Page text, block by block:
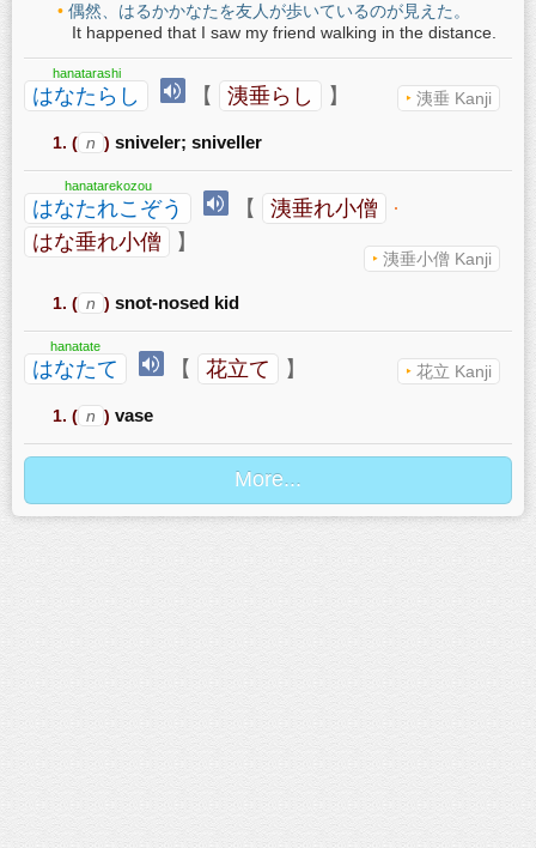
偶然、はるかかなたを友人が歩いているのが見えた。
It happened that I saw my friend walking in the distance.
はなたらし
hanatarashi
【 洟垂らし 】 洟垂 Kanji
( n ) sniveler; sniveller
はなたれこぞう
hanatarekozou
【 洟垂れ小僧
·
はな垂れ小僧
】
洟垂小僧 Kanji
( n ) snot-nosed kid
はなたて
hanatate
【 花立て 】 花立 Kanji
( n ) vase